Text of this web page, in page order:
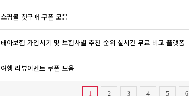
쇼핑몰 첫구매 쿠폰 모음
태아보험 가입시기 및 보험사별 추천 순위 실시간 무료 비교 플랫폼
여행 리뷰이벤트 쿠폰 모음
1 2 3 4 5 6